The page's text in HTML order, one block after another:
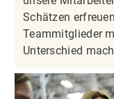
Schätzen
Teammitglieder
Unterschied